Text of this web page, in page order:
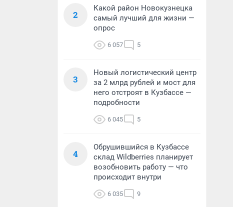
2
Какой район Новокузнецка
самый лучший для жизни —
опрос
6 057 5
3
Новый логистический центр
за 2 млрд рублей и мост для
него отстроят в Кузбассе —
подробности
6 045 5
4
Обрушившийся в Кузбассе
склад Wildberries планирует
возобновить работу — что
происходит внутри
6 035 9